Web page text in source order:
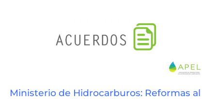
Ministerio de Hidrocarburos: Reformas al